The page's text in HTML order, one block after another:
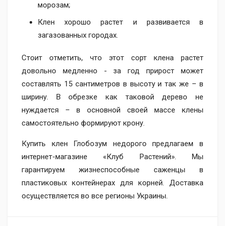
морозам;
Клен хорошо растет и развивается в
загазованных городах.
Стоит отметить, что этот сорт клена растет
довольно медленно - за год прирост может
составлять 15 сантиметров в высоту и так же – в
ширину. В обрезке как таковой дерево не
нуждается – в основной своей массе клены
самостоятельно формируют крону.
Купить клен Глобозум недорого предлагаем в
интернет-магазине «Клуб Растений». Мы
гарантируем жизнеспособные саженцы в
пластиковых контейнерах для корней. Доставка
осуществляется во все регионы Украины.